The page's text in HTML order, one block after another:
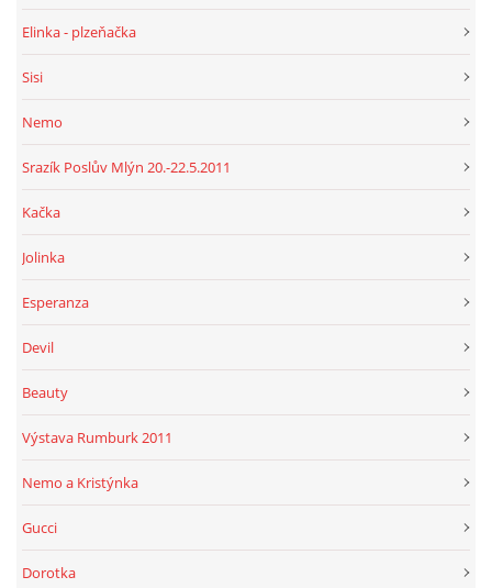
Elinka - plzeňačka
Sisi
Nemo
Srazík Poslův Mlýn 20.-22.5.2011
Kačka
Jolinka
Esperanza
Devil
Beauty
Výstava Rumburk 2011
Nemo a Kristýnka
Gucci
Dorotka